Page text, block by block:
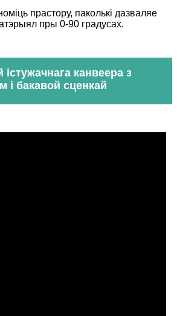
прастору, паколькі дазваляе
пры 0-90 градусах.
канвеера з
і бакавой сценкай